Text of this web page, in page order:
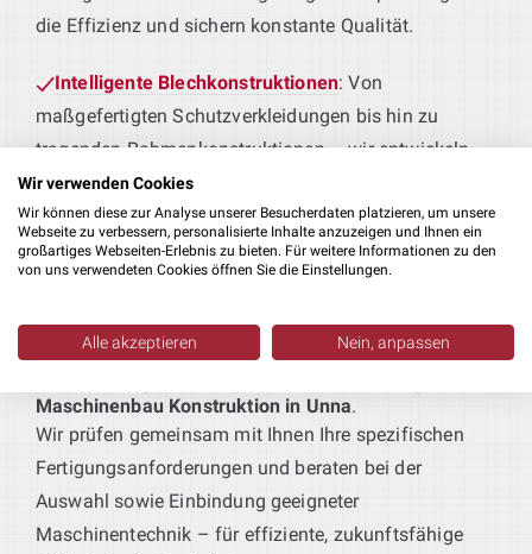
die Effizienz und sichern konstante Qualität.
Intelligente Blechkonstruktionen: Von
maßgefertigten Schutzverkleidungen bis hin zu
tragenden Rahmenkonstruktionen – wir entwickeln
Blechteile, die perfekt zu Ihren Produktionsprozessen
passen.
Maschinen für Ihre Fertigung: Sie liefern das
Erstbearbeitung bis zur Weiterverarbeitung realisieren
Maschinenbau Konstruktion in Unna.
Wir prüfen gemeinsam mit Ihnen Ihre spezifischen
Fertigungsanforderungen und beraten bei der
Auswahl sowie Einbindung geeigneter
Maschinentechnik – für effiziente, zukunftsfähige
Wir verwenden Cookies
Wir können diese zur Analyse unserer Besucherdaten platzieren, um unsere
Webseite zu verbessern, personalisierte Inhalte anzuzeigen und Ihnen ein
großartiges Webseiten-Erlebnis zu bieten. Für weitere Informationen zu den
von uns verwendeten Cookies öffnen Sie die Einstellungen.
Alle akzeptieren Nein, anpassen